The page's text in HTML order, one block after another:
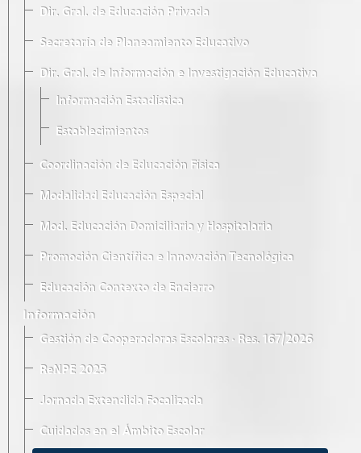
Dir. Gral. de Educación Privada
Secretaría de Planeamiento Educativo
Dir. Gral. de Información e Investigación Educativa
Información Estadística
Establecimientos
Coordinación de Educación Física
Modalidad Educación Especial
Mod. Educación Domiciliaria y Hospitalaria
Promoción Científica e Innovación Tecnológica
Educación Contexto de Encierro
Información
Gestión de Cooperadoras Escolares · Res. 167/2026
ReNPE 2025
Jornada Extendida Focalizada
Cuidados en el Ámbito Escolar